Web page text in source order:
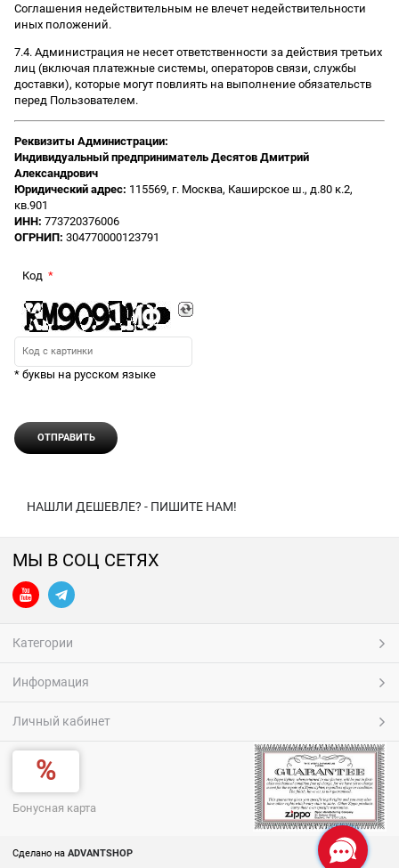
Соглашения недействительным не влечет недействительности
иных положений.
7.4. Администрация не несет ответственности за действия третьих
лиц (включая платежные системы, операторов связи, службы
доставки), которые могут повлиять на выполнение обязательств
перед Пользователем.
Реквизиты Администрации:
Индивидуальный предприниматель Десятов Дмитрий
Александрович
Юридический адрес: 115569, г. Москва, Каширское ш., д.80 к.2,
кв.901
ИНН: 773720376006
ОГРНИП: 304770000123791
Код
* буквы на русском языке
НАШЛИ ДЕШЕВЛЕ? - ПИШИТЕ НАМ!
МЫ В СОЦ СЕТЯХ
Категории
Информация
Личный кабинет
Бонусная карта
Сделано на ADVANTSHOP